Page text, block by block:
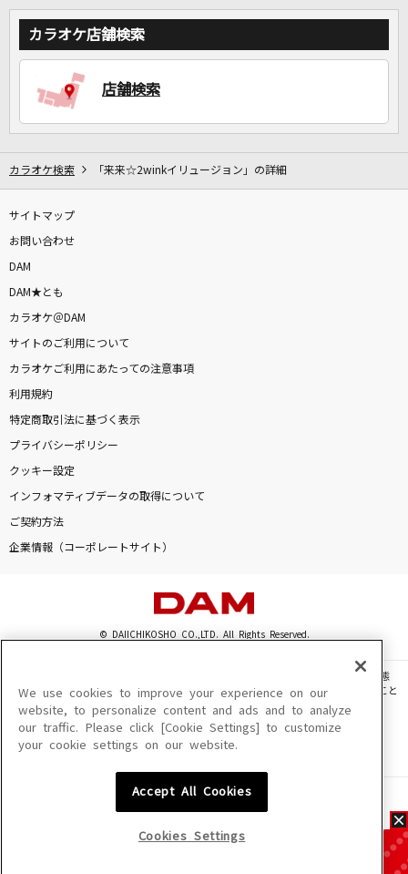
カラオケをもっと楽しもう！
カラオケ店舗検索
店舗検索
カラオケ検索 「来来☆2winkイリュージョン」の詳細
サイトマップ
お問い合わせ
DAM
DAM★とも
カラオケ＠DAM
サイトのご利用について
カラオケご利用にあたっての注意事項
利用規約
特定商取引法に基づく表示
プライバシーポリシー
クッキー設定
インフォマティブデータの取得について
ご契約方法
企業情報（コーポレートサイト）
© DAIICHIKOSHO CO.,LTD. All Rights Reserved.
このサイトに掲載されている一切の文章・画像・写真・動画・音声等を、手段や形態
を問わず、著作権法の定める範囲を超えて無断で複製、転載、ファイル化などすること
を禁じます。
楽曲及びコンテンツは、機種によりご利用いただけない場合があります。
楽曲及びコンテンツの配信日、配信内容が変更になる場合があります。
We use cookies to improve your experience on our
website, to personalize content and ads and to analyze
our traffic. Please click [Cookie Settings] to customize
your cookie settings on our website.
Accept All Cookies
Cookies Settings